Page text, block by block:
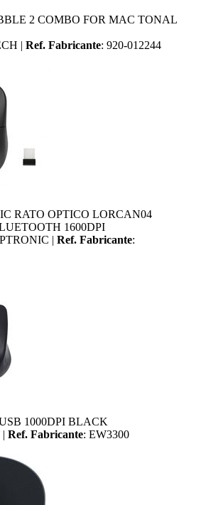
2 COMBO FOR MAC TONAL
| Ref. Fabricante: 920-012244
RATO OPTICO LORCAN04
1600DPI
| Ref. Fabricante:
1000DPI BLACK
Ref. Fabricante: EW3300